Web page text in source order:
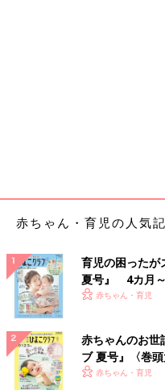
お気に入り空間！カラ
ット
赤ちゃん・育児の人気
育児の困ったが
夏号』 4カ月～
いっぱい！
赤ちゃん・育児
赤ちゃんのお世
ブ 夏号』〈巻
く！ おっぱい
赤ちゃん・育児